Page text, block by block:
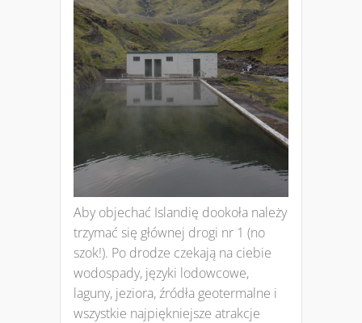
Aby objechać Islandię dookoła należy
trzymać się głównej drogi nr 1 (no
szok!). Po drodze czekają na ciebie
wodospady, języki lodowcowe,
laguny, jeziora, źródła geotermalne i
wszystkie najpiękniejsze atrakcje